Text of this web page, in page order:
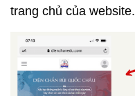
trang chủ của website.